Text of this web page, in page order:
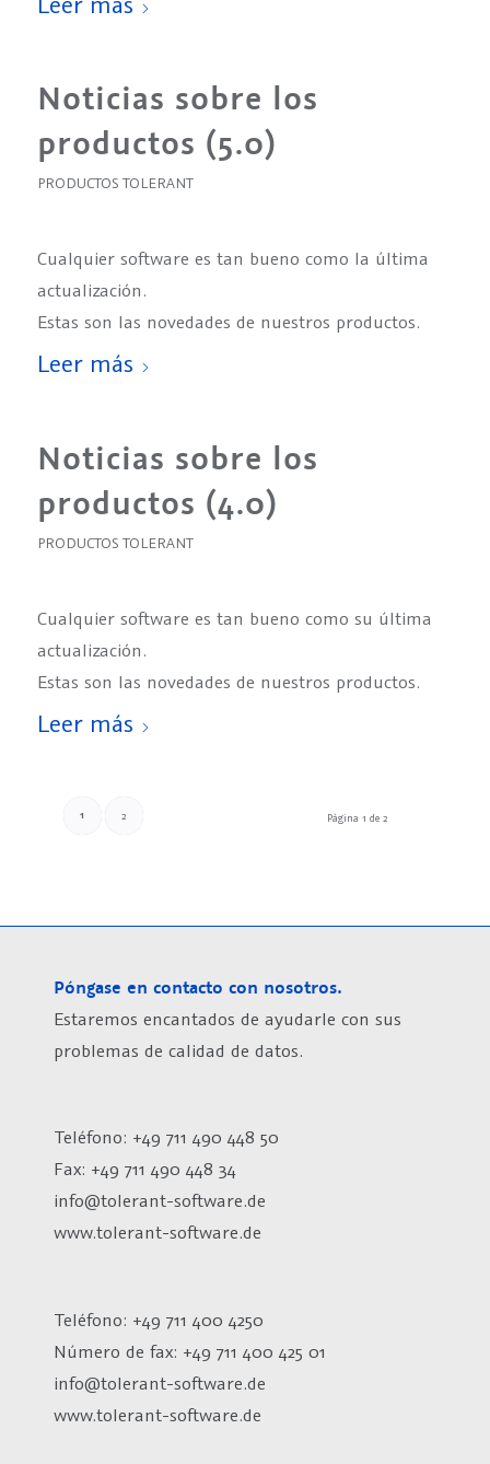
Noticias sobre los
productos (5.0)
PRODUCTOS TOLERANT
Cualquier software es tan bueno como la última
actualización.
Estas son las novedades de nuestros productos.
Leer más
Noticias sobre los
productos (4.0)
PRODUCTOS TOLERANT
Cualquier software es tan bueno como su última
actualización.
Estas son las novedades de nuestros productos.
Leer más
Página 1 de 2
1 2
Póngase en contacto con nosotros.
Estaremos encantados de ayudarle con sus
problemas de calidad de datos.
Teléfono: +49 711 490 448 50
Fax: +49 711 490 448 34
info@tolerant-software.de
www.tolerant-software.de
Teléfono: +49 711 400 4250
Número de fax: +49 711 400 425 01
info@tolerant-software.de
www.tolerant-software.de